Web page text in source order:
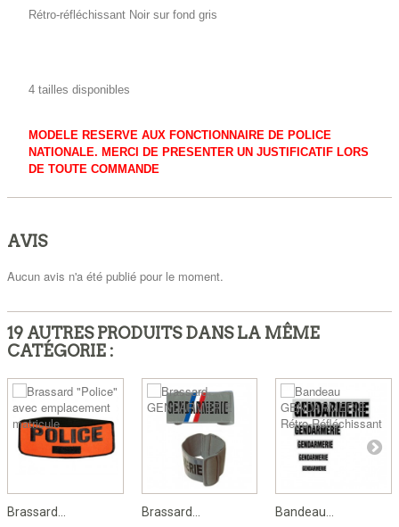
Rétro-réfléchissant Noir sur fond gris
4 tailles disponibles
MODELE RESERVE AUX FONCTIONNAIRE DE POLICE
NATIONALE. MERCI DE PRESENTER UN JUSTIFICATIF LORS
DE TOUTE COMMANDE
AVIS
Aucun avis n'a été publié pour le moment.
19 AUTRES PRODUITS DANS LA MÊME
CATÉGORIE :
Brassard... Brassard... Bandeau...